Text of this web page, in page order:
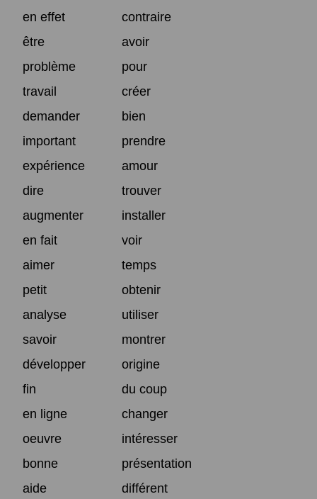
en effet
contraire
être
avoir
problème
pour
travail
créer
demander
bien
important
prendre
expérience
amour
dire
trouver
augmenter
installer
en fait
voir
aimer
temps
petit
obtenir
analyse
utiliser
savoir
montrer
développer
origine
fin
du coup
en ligne
changer
oeuvre
intéresser
bonne
présentation
aide
différent